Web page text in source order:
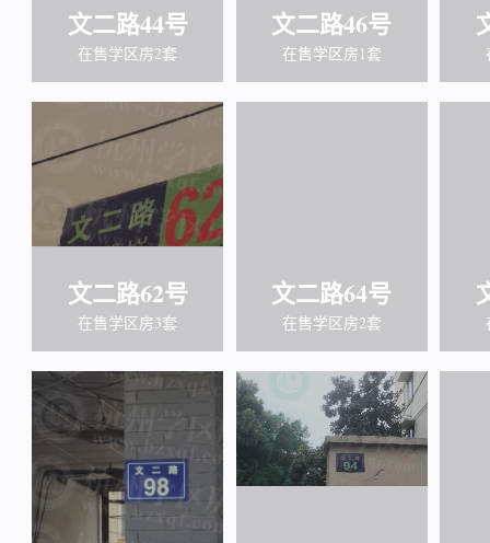
文二路44号
在售学区房2套
文二路46号
在售学区房1套
文二路62号
在售学区房3套
文二路64号
在售学区房2套